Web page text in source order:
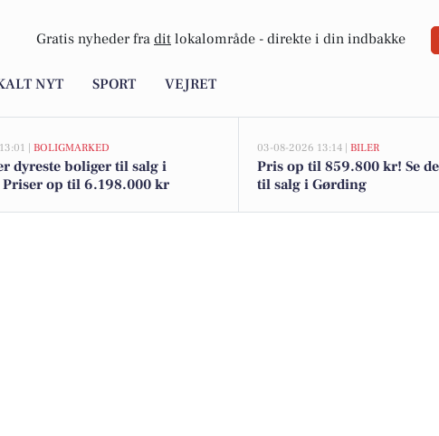
Gratis nyheder fra dit lokalområde - direkte i din indbakke
NYT SPORT VEJRET
| BOLIGMARKED
dyreste boliger til salg i
op til 6.198.000 kr
03-08-2026 13:14 | BILER
Pris op til 859.800 kr! Se
til salg i Gørding
- se boligerne her.